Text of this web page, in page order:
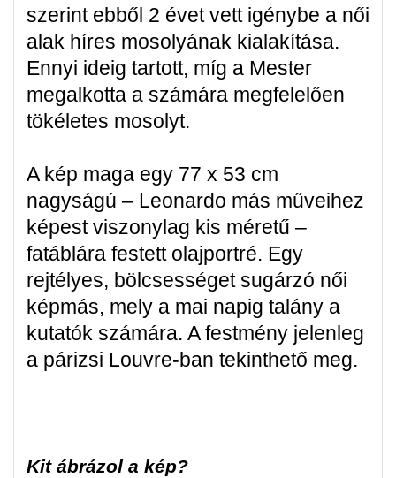
szerint ebből 2 évet vett igénybe a női
alak híres mosolyának kialakítása.
Ennyi ideig tartott, míg a Mester
megalkotta a számára megfelelően
tökéletes mosolyt.
A kép maga egy 77 x 53 cm
nagyságú – Leonardo más műveihez
képest viszonylag kis méretű –
fatáblára festett olajportré. Egy
rejtélyes, bölcsességet sugárzó női
képmás, mely a mai napig talány a
kutatók számára. A festmény jelenleg
a párizsi Louvre-ban tekinthető meg.
Kit ábrázol a kép?